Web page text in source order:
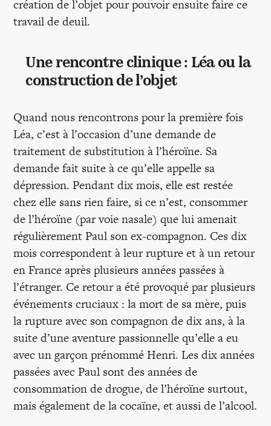
création de l’objet pour pouvoir ensuite faire ce
travail de deuil.
Une rencontre clinique : Léa ou la
construction de l’objet
Quand nous rencontrons pour la première fois
Léa, c’est à l’occasion d’une demande de
traitement de substitution à l’héroïne. Sa
demande fait suite à ce qu’elle appelle sa
dépression. Pendant dix mois, elle est restée
chez elle sans rien faire, si ce n’est, consommer
de l’héroïne (par voie nasale) que lui amenait
régulièrement Paul son ex-compagnon. Ces dix
mois correspondent à leur rupture et à un retour
en France après plusieurs années passées à
l’étranger. Ce retour a été provoqué par plusieurs
événements cruciaux : la mort de sa mère, puis
la rupture avec son compagnon de dix ans, à la
suite d’une aventure passionnelle qu’elle a eu
avec un garçon prénommé Henri. Les dix années
passées avec Paul sont des années de
consommation de drogue, de l’héroïne surtout,
mais également de la cocaïne, et aussi de l’alcool.